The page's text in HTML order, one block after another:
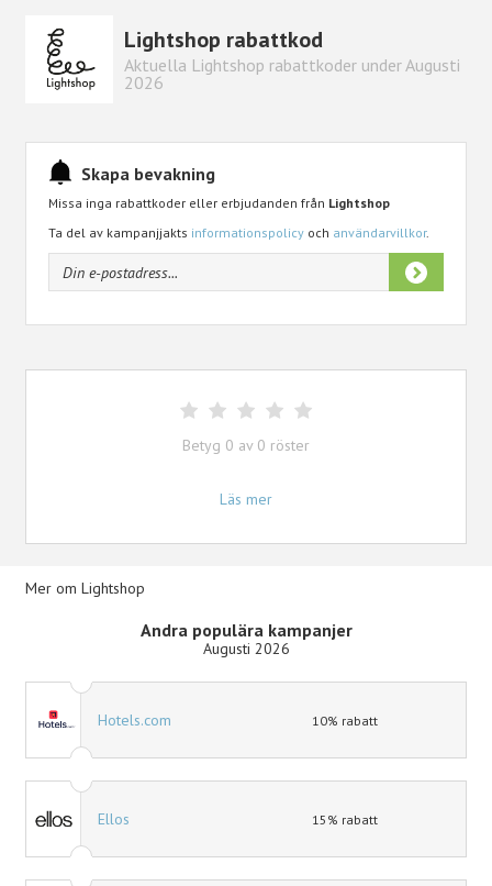
Lightshop rabattkod
Aktuella Lightshop rabattkoder under Augusti
2026
Betyg 0 av 0 röster
Läs mer
Skapa bevakning
Missa inga rabattkoder eller erbjudanden från Lightshop
Ta del av kampanjjakts informationspolicy och användarvillkor.
Mer om Lightshop
Andra populära kampanjer
Augusti 2026
Hotels.com 10% rabatt
Ellos 15% rabatt